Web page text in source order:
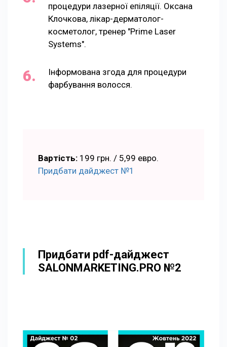
процедури лазерної епіляції. Оксана
Клочкова, лікар-дерматолог-
косметолог, тренер "Prime Laser
Systems".
Інформована згода для процедури
фарбування волосся.
Вартість: 199 грн. / 5,99 евро.
Придбати дайджест №1
Придбати pdf-дайджест
SALONMARKETING.PRO №2